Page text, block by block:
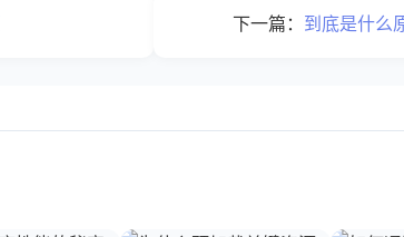
下一篇： 到底是什么